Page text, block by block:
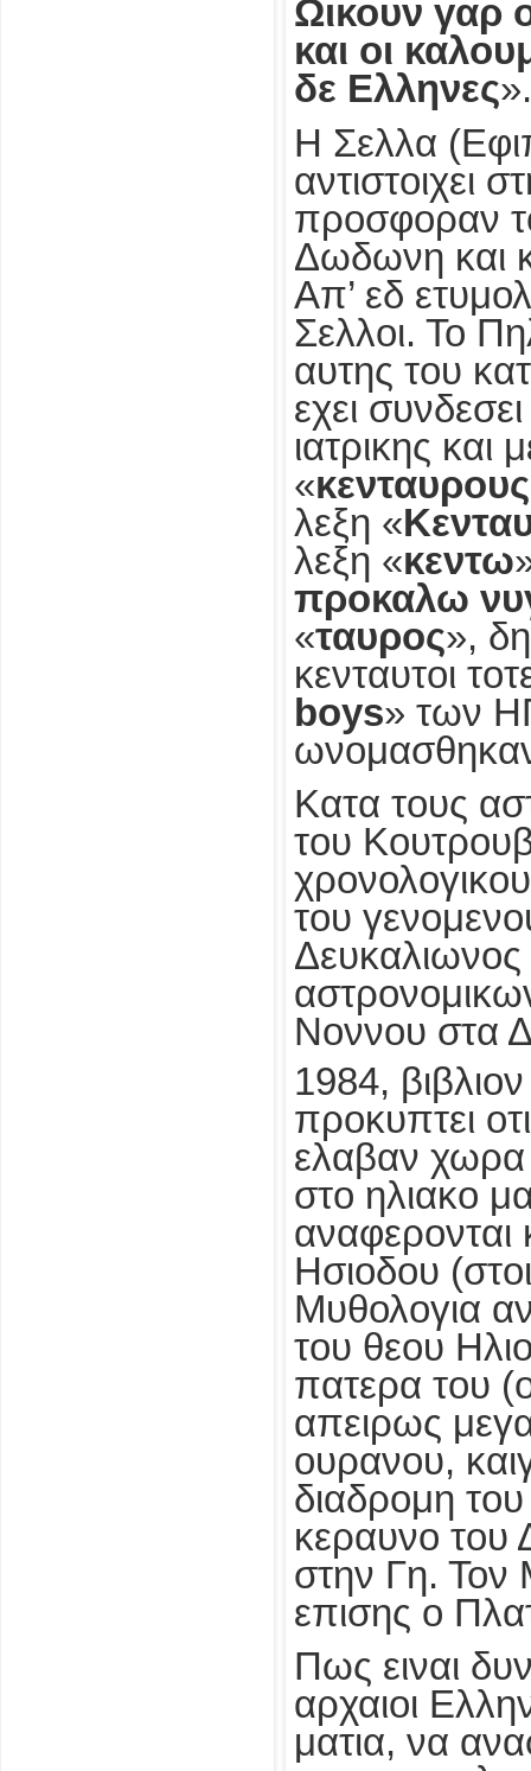
Ωικουν γαρ
και οι
δε Ελληνες».
Η Σελλα
αντιστοιχει
προσφοραν
Δωδωνη και
Απ’ εδ
Σελλοι. Το
αυτης του
εχει
ιατρικης και
«κενταυρους
λεξη «
λεξη «κεντω
προκαλω
«ταυρος»,
κενταυτοι
boys» των
Κατα τους
του
του
Νοννου στα
1984,
προκυπτει
ελαβαν χωρα
στο ηλιακο
αναφερονται
Ησιοδου
Μυθολογια
του θεου
πατερα του
απειρως
ουρανου,
διαδρομη
κεραυνο του
στην Γη. Τον
επισης ο
Πως ειναι
αρχαιοι
ματια, να